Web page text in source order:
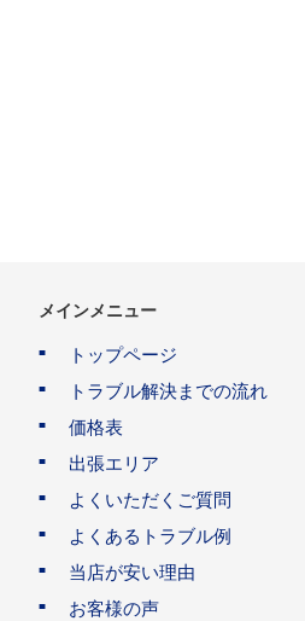
メインメニュー
トップページ
トラブル解決までの流れ
価格表
出張エリア
よくいただくご質問
よくあるトラブル例
当店が安い理由
お客様の声